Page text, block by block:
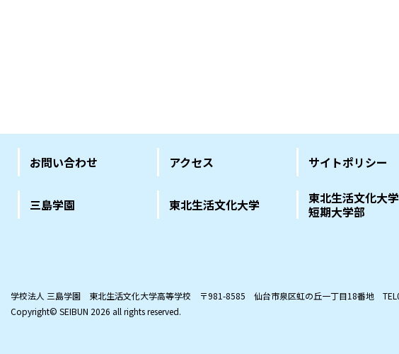
お問い合わせ アクセス サイトポリシー
三島学園 東北生活文化大学
東北生活文化大学
短期大学部
学校法人 三島学園 東北生活文化大学高等学校 〒981-8585 仙台市泉区虹の丘一丁目18番地
Copyright© SEIBUN 2026 all rights reserved.